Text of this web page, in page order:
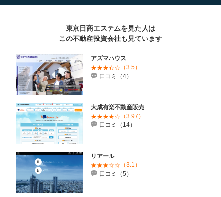
東京日商エステムを見た人は
この不動産投資会社も見ています
アズマハウス
（3.5）
口コミ（4）
大成有楽不動産販売
（3.97）
口コミ（14）
リアール
（3.1）
口コミ（5）